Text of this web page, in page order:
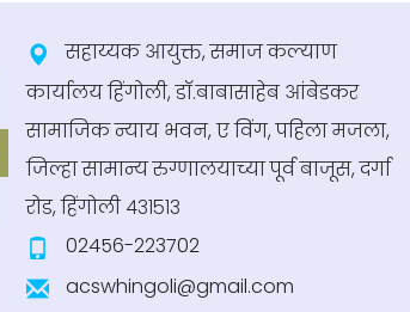
सहाय्यक आयुक्त, समाज कल्याण
कार्यालय हिंगोली, डॉ.बाबासाहेब आंबेडकर
सामाजिक न्याय भवन, ए विंग, पहिला मजला,
जिल्हा सामान्य रुग्णालयाच्या पूर्व बाजूस, दर्गा
रोड, हिंगोली ४३१५१३
02456-223702
acswhingoli@gmail.com